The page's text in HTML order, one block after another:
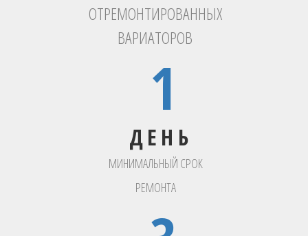
ОТРЕМОНТИРОВАННЫХ
ВАРИАТОРОВ
1
ДЕНЬ
МИНИМАЛЬНЫЙ СРОК
РЕМОНТА